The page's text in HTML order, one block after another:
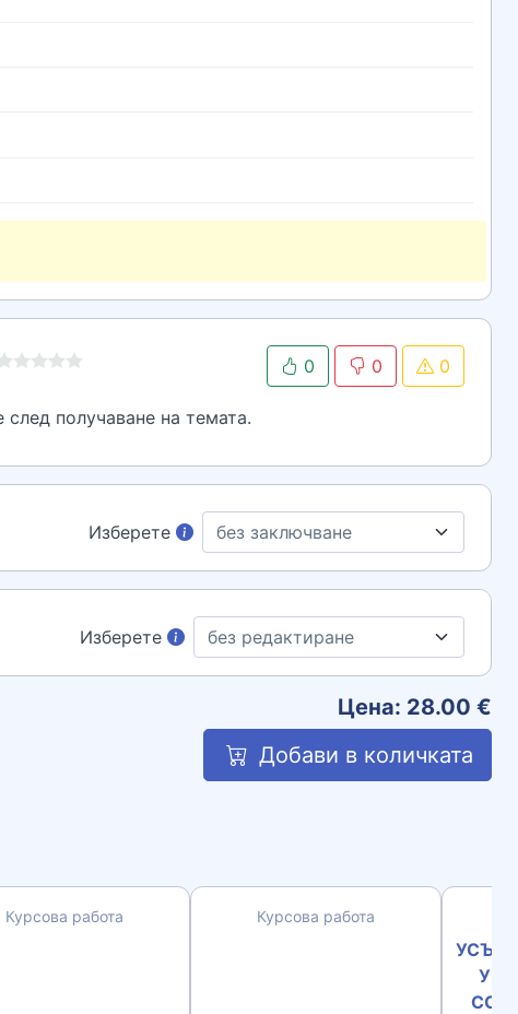
0 0 0
получаване на темата.
Изберете
Изберете
Цена: 28.00 €
Добави в количката
Курсова работа Курсова работа